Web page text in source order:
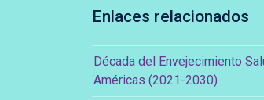
Enlaces relacionados
Década del Envejecimiento
Américas (2021-2030)